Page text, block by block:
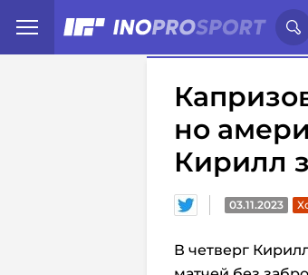
Иностранцы о
но
Кирилл
03.11.2023
В четверг